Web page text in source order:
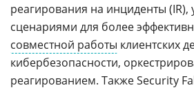
реагирования на инциденты (IR),
сценариями для более
совместной работы клиентских
кибербезопасности,
реагированием. Также Security